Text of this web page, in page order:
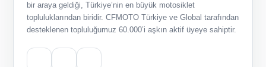
bir araya geldiği, Türkiye’nin en büyük motosiklet
topluluklarından biridir. CFMOTO Türkiye ve Global tarafından
desteklenen topluluğumuz 60.000’i aşkın aktif üyeye sahiptir.